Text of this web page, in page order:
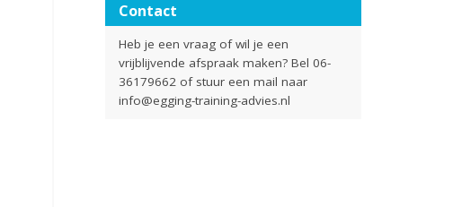
Contact
Heb je een vraag of wil je een
vrijblijvende afspraak maken? Bel 06-
36179662 of stuur een mail naar
info@egging-training-advies.nl